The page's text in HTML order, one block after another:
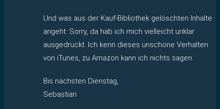
Und was aus der Kauf-Bibliothek gelöschten Inhalte
angeht: Sorry, da hab ich mich vielleicht unklar
ausgedrückt. Ich kenn dieses unschöne Verhalten
von iTunes, zu Amazon kann ich nichts sagen.
Bis nächsten Dienstag,
Sebastian